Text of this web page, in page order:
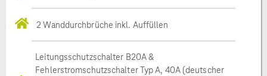
2 Wanddurchbrüche inkl. Auffüllen
Leitungsschutzschalter B20A &
Fehlerstromschutzschalter Typ A, 40A (deutscher